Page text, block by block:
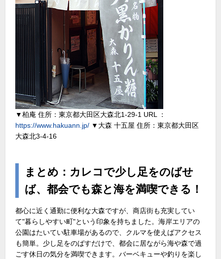
▼柏庵 住所：東京都大田区大森北1-29-1 URL ：
https://www.hakuann.jp/ ▼大森 十五屋 住所：東京都大田区
大森北3-4-16
まとめ：カレコで少し足をのばせ
ば、都会でも森と海を満喫できる！
都心に近く通勤に便利な大森ですが、商店街も充実してい
て"暮らしやすい町"という印象を持ちました。海岸エリアの
公園はたいてい駐車場があるので、クルマを使えばアクセス
も簡単。少し足をのばすだけで、都会に居ながら海や森で過
ごす休日の気分を満喫できます。バーベキューや釣りを楽し